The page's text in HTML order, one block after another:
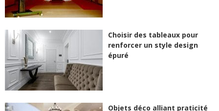
Choisir des tableaux pour
renforcer un style design
épuré
Objets déco alliant praticité